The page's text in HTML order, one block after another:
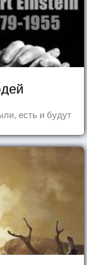
есть и будут